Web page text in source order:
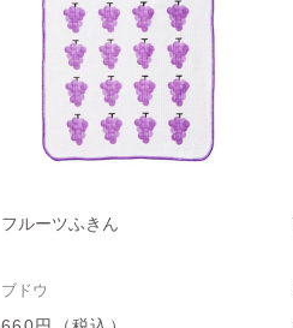
フルーツふきん
ブドウ